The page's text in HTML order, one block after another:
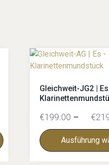
Gleichweit-JG2 |
€199.00 – €
Ausführung